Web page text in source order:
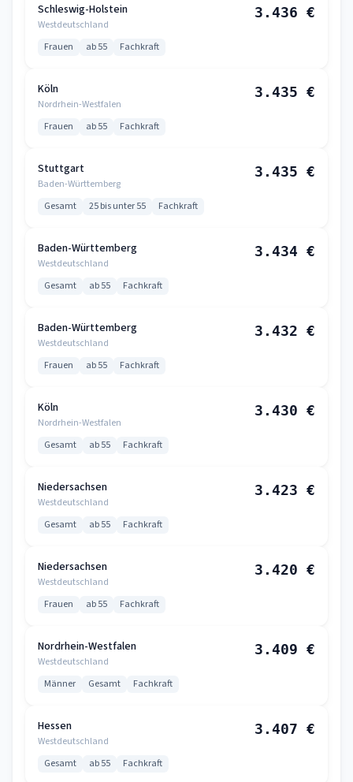
Schleswig-Holstein
Westdeutschland
3.436 €
Frauen ab 55 Fachkraft
Köln
Nordrhein-Westfalen
3.435 €
Frauen ab 55 Fachkraft
Stuttgart
Baden-Württemberg
3.435 €
Gesamt 25 bis unter 55 Fachkraft
Baden-Württemberg
Westdeutschland
3.434 €
Gesamt ab 55 Fachkraft
Baden-Württemberg
Westdeutschland
3.432 €
Frauen ab 55 Fachkraft
Köln
Nordrhein-Westfalen
3.430 €
Gesamt ab 55 Fachkraft
Niedersachsen
Westdeutschland
3.423 €
Gesamt ab 55 Fachkraft
Niedersachsen
Westdeutschland
3.420 €
Frauen ab 55 Fachkraft
Nordrhein-Westfalen
Westdeutschland
3.409 €
Männer Gesamt Fachkraft
Hessen
Westdeutschland
3.407 €
Gesamt ab 55 Fachkraft